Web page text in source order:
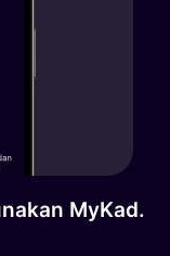
MyKad.